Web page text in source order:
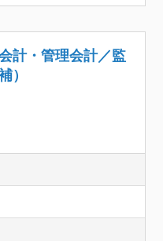
計・管理会計／監
）